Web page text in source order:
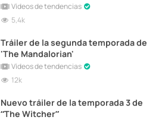
Vídeos de tendencias
5,4k
Tráiler de la segunda temporada de
'The Mandalorian'
Vídeos de tendencias
12k
Nuevo tráiler de la temporada 3 de
“The Witcher”